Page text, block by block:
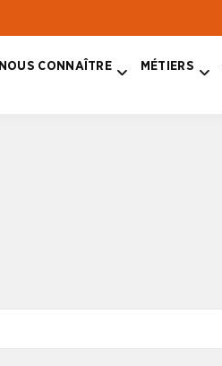
NOUS CONNAÎTRE MÉTIERS